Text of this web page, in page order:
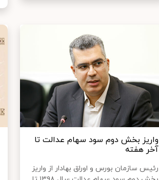
واریز بخش دوم سود سهام عدالت تا
آخر هفته
رئیس سازمان بورس و اوراق بهادار از واریز